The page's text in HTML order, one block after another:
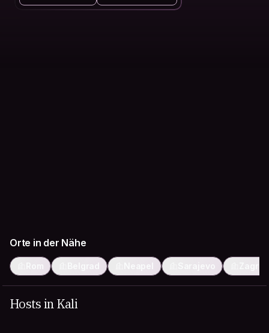
Orte in der Nähe
Rom Belgrad Neapel Sarajevo
Hosts in Kali